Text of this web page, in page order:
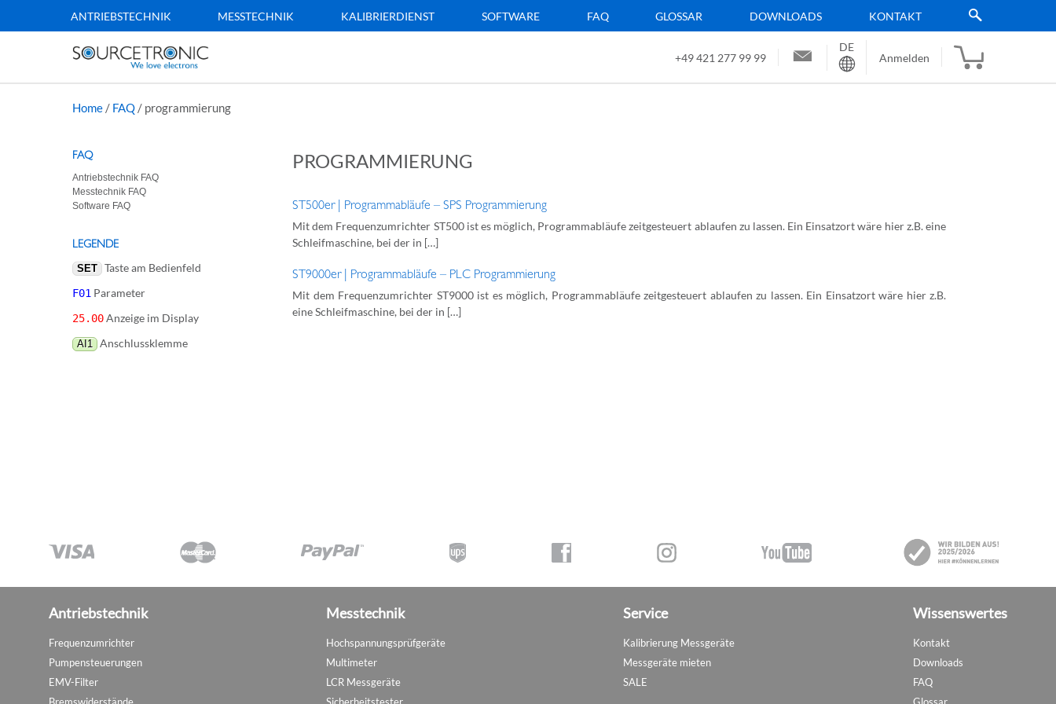
ANTRIEBSTECHNIK MESSTECHNIK KALIBRIERDIENST SOFTWARE FAQ GLOSSAR DOWNLOADS KONTAKT
+49 421 277 99 99
Sprache
DE
Anmelden
Home / FAQ / programmierung
PROGRAMMIERUNG
ST500er | Programmabläufe – SPS Programmierung
Mit dem Frequenzumrichter ST500 ist es möglich, Programmabläufe zeitgesteuert ablaufen zu lassen. Ein Einsatzort wäre hier z.B. eine
Schleifmaschine, bei der in […]
ST9000er | Programmabläufe – PLC Programmierung
Mit dem Frequenzumrichter ST9000 ist es möglich, Programmabläufe zeitgesteuert ablaufen zu lassen. Ein Einsatzort wäre hier z.B.
eine Schleifmaschine, bei der in […]
FAQ
Antriebstechnik FAQ
Messtechnik FAQ
Software FAQ
LEGENDE
SET Taste am Bedienfeld
F01 Parameter
25.00Anzeige im Display
AI1 Anschlussklemme
Antriebstechnik
Frequenzumrichter
Pumpensteuerungen
EMV-Filter
Messtechnik
Hochspannungsprüfgeräte
Multimeter
LCR Messgeräte
Service
Kalibrierung Messgeräte
Messgeräte mieten
SALE
Wissenswertes
Kontakt
Downloads
FAQ